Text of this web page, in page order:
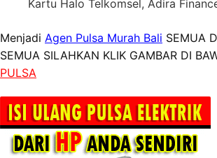
Kartu Halo Telkomsel, Adira
Menjadi Agen Pulsa Murah Bali SEMUA
SEMUA SILAHKAN KLIK GAMBAR DI
PULSA